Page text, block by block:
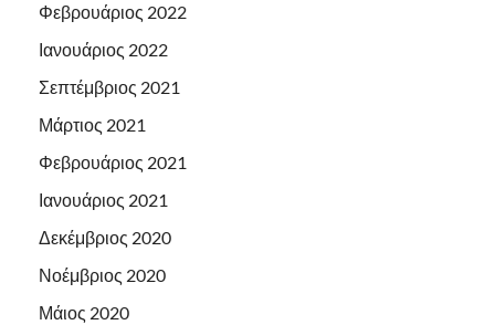
Φεβρουάριος 2022
Ιανουάριος 2022
Σεπτέμβριος 2021
Μάρτιος 2021
Φεβρουάριος 2021
Ιανουάριος 2021
Δεκέμβριος 2020
Νοέμβριος 2020
Μάιος 2020